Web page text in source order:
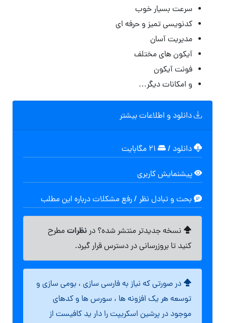
سرعت بسیار خوب
کدنویسی تمیز و حرفه ای
مدیریت آسان
آیکون های مختلف
فونت آیکون
و امکانات دیگر…
دانلود و اطلاعات بیشتر
دانلود /
پیشنمایش کاربری
بحث و تبادل نظر / رفع مشکلات درباره این مطلب
نسخه جدیدتر منتشر شده؟ درنظراتمطرح
کنید تا بروزرسانی در دسترس قرار گیرد.
در صورتی که نیاز به فارسی سازی ، بومی سازی و
توسعه هر یک افزونه ها ، سورس ها و کدهای
موجود در پرشین اسکریپت را دار ید کافیست از